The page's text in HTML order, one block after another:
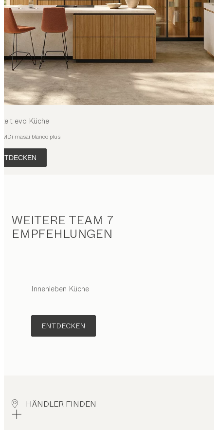
evo Küche
MDi masai blanco plus
WEITERE TEAM 7
EMPFEHLUNGEN
Innenleben Küche
ENTDECKEN
HÄNDLER FINDEN